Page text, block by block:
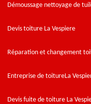
Démoussage nettoyage de
Devis toiture La Vespiere
Réparation et changement
Entreprise de toitureLa
Devis fuite de toiture La